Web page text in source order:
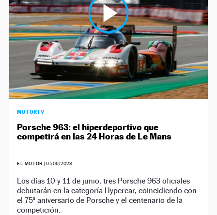
MOTORTV
Porsche 963: el hiperdeportivo que
competirá en las 24 Horas de Le Mans
EL MOTOR | 07/06/2023
Los días 10 y 11 de junio, tres Porsche 963 oficiales
debutarán en la categoría Hypercar, coincidiendo con
el 75º aniversario de Porsche y el centenario de la
competición.